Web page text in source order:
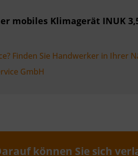
mobiles Klimagerät INUK
Finden Sie Handwerker in Ihrer
GmbH
können Sie sich